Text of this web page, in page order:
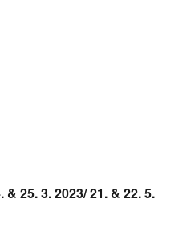
25. 3. 2023/ 21. & 22. 5.